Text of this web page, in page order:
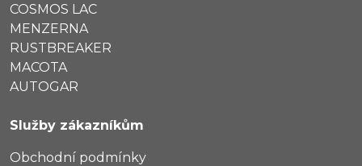
COSMOS LAC
MENZERNA
RUSTBREAKER
MACOTA
AUTOGAR
Služby zákazníkům
Obchodní podmínky